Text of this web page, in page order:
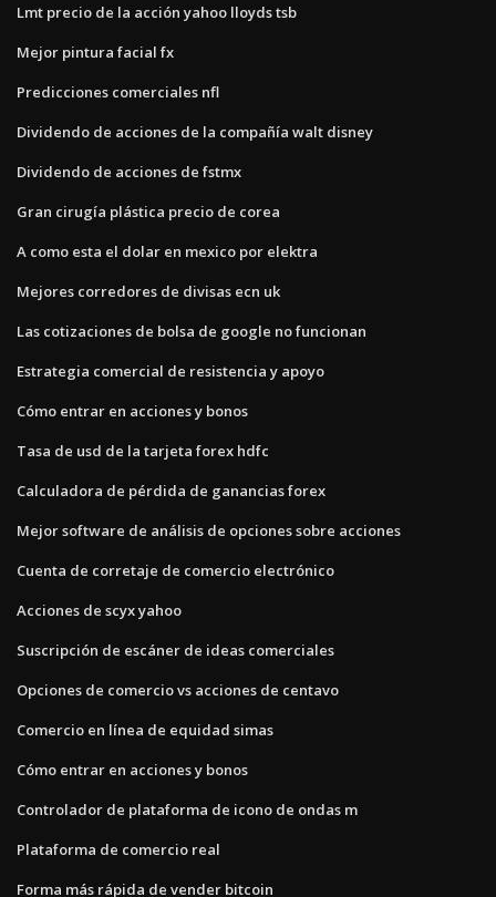
Lmt precio de la acción yahoo lloyds tsb
Mejor pintura facial fx
Predicciones comerciales nfl
Dividendo de acciones de la compañía walt disney
Dividendo de acciones de fstmx
Gran cirugía plástica precio de corea
A como esta el dolar en mexico por elektra
Mejores corredores de divisas ecn uk
Las cotizaciones de bolsa de google no funcionan
Estrategia comercial de resistencia y apoyo
Cómo entrar en acciones y bonos
Tasa de usd de la tarjeta forex hdfc
Calculadora de pérdida de ganancias forex
Mejor software de análisis de opciones sobre acciones
Cuenta de corretaje de comercio electrónico
Acciones de scyx yahoo
Suscripción de escáner de ideas comerciales
Opciones de comercio vs acciones de centavo
Comercio en línea de equidad simas
Cómo entrar en acciones y bonos
Controlador de plataforma de icono de ondas m
Plataforma de comercio real
Forma más rápida de vender bitcoin